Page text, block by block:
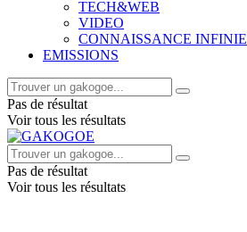
TECH&WEB
VIDEO
CONNAISSANCE INFINIE
EMISSIONS
Pas de résultat
Voir tous les résultats
Pas de résultat
Voir tous les résultats